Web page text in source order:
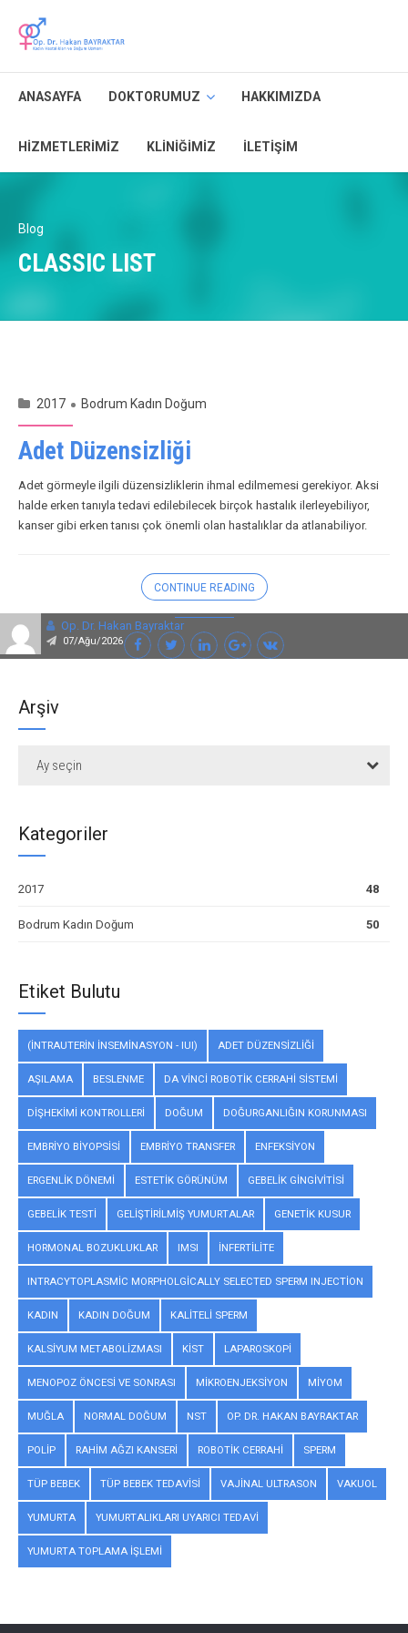
ANASAYFA DOKTORUMUZ HAKKIMIZDA
HIZMETLERIMIZ KLINIĞIMIZ İLETIŞIM
Blog
CLASSIC LIST
Op. Dr. Hakan Bayraktar
07/Ağu/2026
2017 Bodrum Kadın Doğum
Adet Düzensizliği
Adet görmeyle ilgili düzensizliklerin ihmal edilmemesi gerekiyor. Aksi
halde erken tanıyla tedavi edilebilecek birçok hastalık ilerleyebiliyor,
kanser gibi erken tanısı çok önemli olan hastalıklar da atlanabiliyor.
CONTINUE READING
Arşiv
Ay seçin
Kategoriler
2017 48
Bodrum Kadın Doğum 50
Etiket Bulutu
(İNTRAUTERIN INSEMINASYON - IUI) ADET DÜZENSIZLIĞI
AŞILAMA BESLENME DA VINCI ROBOTIK CERRAHI SISTEMI
DIŞHEKIMI KONTROLLERI DOĞUM DOĞURGANLIĞIN KORUNMASI
EMBRIYO BIYOPSISI EMBRIYO TRANSFER ENFEKSIYON
ERGENLIK DÖNEMI ESTETIK GÖRÜNÜM GEBELIK GINGIVITISI
GEBELIK TESTI GELIŞTIRILMIŞ YUMURTALAR GENETIK KUSUR
HORMONAL BOZUKLUKLAR IMSI INFERTILITE
INTRACYTOPLASMIC MORPHOLGICALLY SELECTED SPERM INJECTION
KADIN KADIN DOĞUM KALITELI SPERM
KALSIYUM METABOLIZMASI KIST LAPAROSKOPI
MENOPOZ ÖNCESI VE SONRASI MIKROENJEKSIYON MIYOM
MUĞLA NORMAL DOĞUM NST OP. DR. HAKAN BAYRAKTAR
POLIP RAHIM AĞZI KANSERI ROBOTIK CERRAHI SPERM
TÜP BEBEK TÜP BEBEK TEDAVISI VAJINAL ULTRASON VAKUOL
YUMURTA YUMURTALIKLARI UYARICI TEDAVI
YUMURTA TOPLAMA IŞLEMI